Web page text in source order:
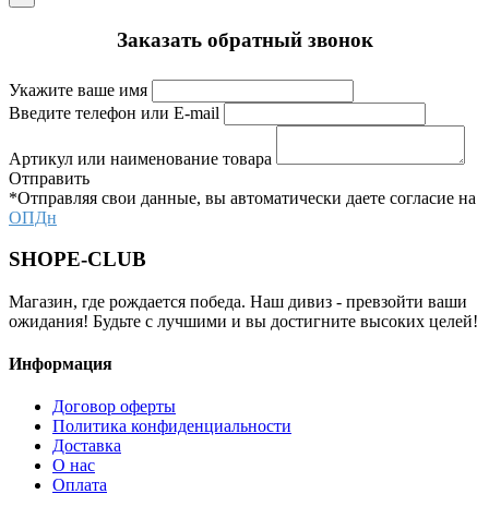
Заказать обратный звонок
Укажите ваше имя
Введите телефон или E-mail
Артикул или наименование товара
Отправить
*Отправляя свои данные, вы автоматически даете согласие на
ОПДн
SHOPE-CLUB
Магазин, где рождается победа. Наш дивиз - превзойти ваши
ожидания! Будьте с лучшими и вы достигните высоких целей!
Информация
Договор оферты
Политика конфиденциальности
Доставка
О нас
Оплата